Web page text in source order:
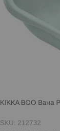
KIKKA BOO Вана
SKU: 212732